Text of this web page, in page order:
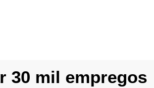
30 mil empregos